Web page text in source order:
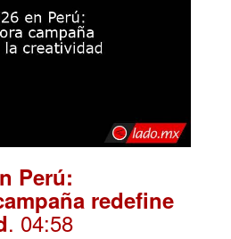
Perú:
redefine
. 04:58